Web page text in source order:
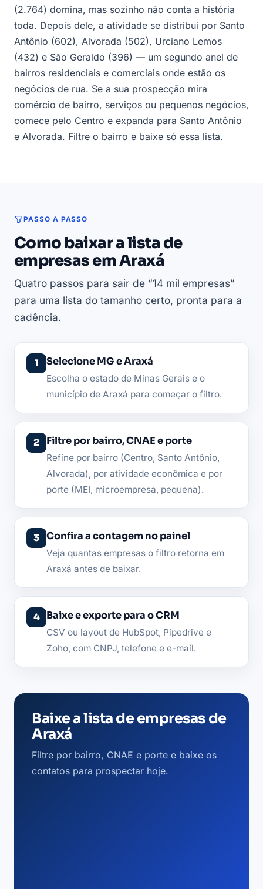
(2.764) domina, mas sozinho não conta a história
toda. Depois dele, a atividade se distribui por Santo
Antônio (602), Alvorada (502), Urciano Lemos
(432) e São Geraldo (396) — um segundo anel de
bairros residenciais e comerciais onde estão os
negócios de rua. Se a sua prospecção mira
comércio de bairro, serviços ou pequenos negócios,
comece pelo Centro e expanda para Santo Antônio
e Alvorada. Filtre o bairro e baixe só essa lista.
PASSO A PASSO
Como baixar a lista de
empresas em Araxá
Quatro passos para sair de “14 mil empresas”
para uma lista do tamanho certo, pronta para a
cadência.
Selecione MG e Araxá
Escolha o estado de Minas Gerais e o
município de Araxá para começar o filtro.
Filtre por bairro, CNAE e porte
Refine por bairro (Centro, Santo Antônio,
Alvorada), por atividade econômica e por
porte (MEI, microempresa, pequena).
Confira a contagem no painel
Veja quantas empresas o filtro retorna em
Araxá antes de baixar.
Baixe e exporte para o CRM
CSV ou layout de HubSpot, Pipedrive e
Zoho, com CNPJ, telefone e e-mail.
Baixe a lista de empresas de
Araxá
Filtre por bairro, CNAE e porte e baixe os
contatos para prospectar hoje.